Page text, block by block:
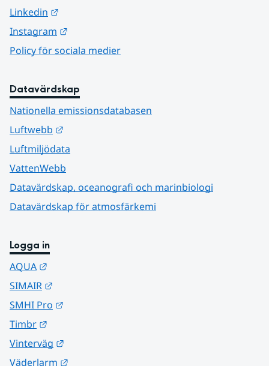
Linkedin
Instagram
Policy för sociala medier
Datavärdskap
Nationella emissionsdatabasen
Luftwebb
Luftmiljödata
VattenWebb
Datavärdskap, oceanografi och marinbiologi
Datavärdskap för atmosfärkemi
Logga in
AQUA
SIMAIR
SMHI Pro
Timbr
Vinterväg
Väderlarm